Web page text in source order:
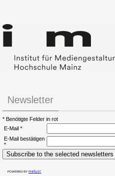
Newsletter